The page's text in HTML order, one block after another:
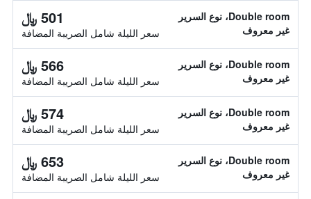
Double room، نوع السرير
غير معروف
501 ﷼
سعر الليلة شامل الصريبة المضافة
Double room، نوع السرير
غير معروف
566 ﷼
سعر الليلة شامل الصريبة المضافة
Double room، نوع السرير
غير معروف
574 ﷼
سعر الليلة شامل الصريبة المضافة
Double room، نوع السرير
غير معروف
653 ﷼
سعر الليلة شامل الصريبة المضافة